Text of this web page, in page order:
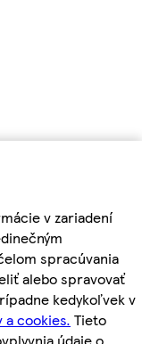
v zariadení
spracúvania
alebo spravovať
kedykoľvek v
a cookies. Tieto
údaje o